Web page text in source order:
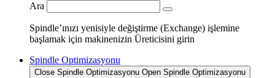
Ara
Spindle’ınızı yenisiyle değiştirme (Exchange) işlemine
başlamak için makinenizin Üreticisini girin
Spindle Optimizasyonu
Close Spindle Optimizasyonu Open Spindle Optimizasyonu